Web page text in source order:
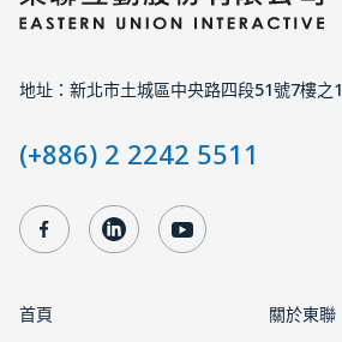
地址：新北市土城區中央路四段51號7樓之1
(+886) 2 2242 5511
首頁 關於東聯